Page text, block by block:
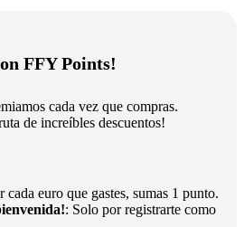
FFY Points!
cada vez que compras.
de increíbles descuentos!
cada euro que gastes, sumas 1 punto.
: Solo por registrarte como